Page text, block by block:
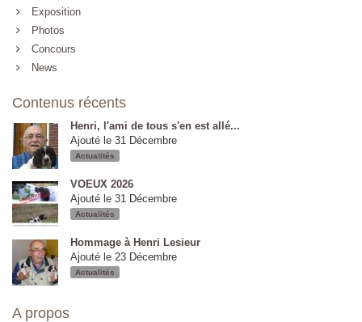
Exposition
Photos
Concours
News
Contenus récents
Henri, l'ami de tous s'en est allé...
Ajouté le 31 Décembre
Actualités
VOEUX 2026
Ajouté le 31 Décembre
Actualités
Hommage à Henri Lesieur
Ajouté le 23 Décembre
Actualités
A propos